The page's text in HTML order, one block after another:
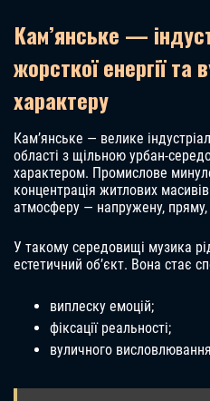
Кам’янське —
жорсткої енергії та
характеру
Кам’янське — велике
області з щільною урбан-
характером. Промислове
концентрація житлових
атмосферу — напружену, пряму,
У такому середовищі музика
естетичний об’єкт. Вона стає
виплеску емоцій;
фіксації реальності;
вуличного